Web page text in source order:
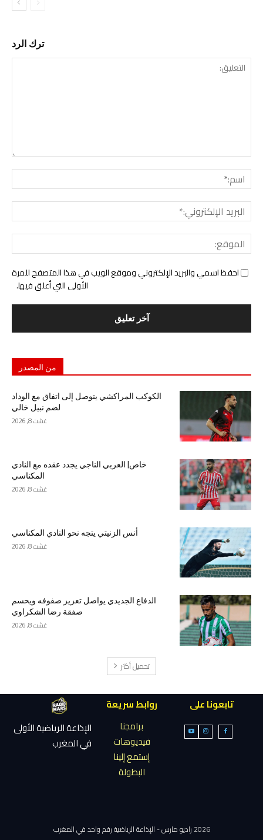
ترك الرد
احفظ اسمي والبريد الإلكتروني وموقع الويب في هذا المتصفح للمرة
الأولى التي أعلق فيها.
من المصدر
الكوكب المراكشي يتوصل إلى اتفاق مع الوداد
لضم نبيل خالي
غشت 8, 2026
خاص| العربي الناجي يجدد عقده مع النادي
المكناسي
غشت 8, 2026
أنس الزنيتي يتجه نحو النادي المكناسي
غشت 8, 2026
الدفاع الجديدي يواصل تعزيز صفوفه ويحسم
صفقة رضا الشكراوي
غشت 8, 2026
تحميل أكثر
تابعونا على
روابط سريعة
برامجنا
فيديوهات
إستمع إلينا
البطولة
الإذاعة الرياضية الأولى
في المغرب
2026 راديو مارس - الإذاعة الرياضية رقم واحد في المغرب